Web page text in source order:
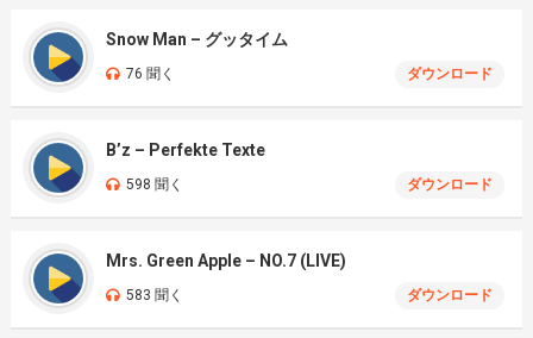
Snow Man – グッタイム
76 聞く ダウンロード
B’z – Perfekte Texte
598 聞く ダウンロード
Mrs. Green Apple – NO.7 (LIVE)
583 聞く ダウンロード